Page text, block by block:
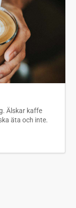
Älskar kaffe
äta och inte.